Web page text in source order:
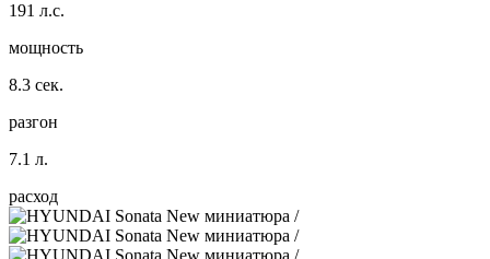
191 л.с.
мощность
8.3 сек.
разгон
7.1 л.
расход